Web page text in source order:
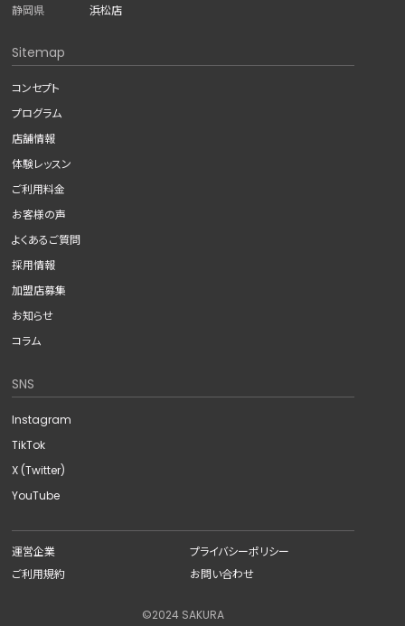
静岡県
浜松店
Sitemap
コンセプト
プログラム
店舗情報
体験レッスン
ご利用料金
お客様の声
よくあるご質問
採用情報
加盟店募集
お知らせ
コラム
SNS
Instagram
TikTok
X (Twitter)
YouTube
運営企業
プライバシーポリシー
ご利用規約
お問い合わせ
©︎2024 SAKURA